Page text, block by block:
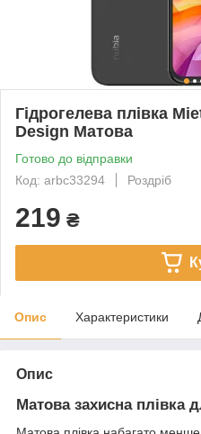
Гідрогелева плівка
Design Матова
Готово до відправки
Код: arbc33294
Роздріб
219 ₴
Опис Характеристики
Опис
Матова захисна плівка